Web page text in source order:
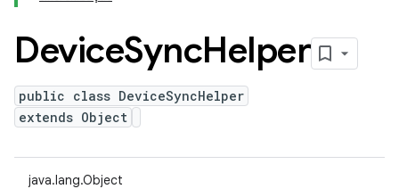
DeviceSyncHelper
public class DeviceSyncHelper
extends Object
java.lang.Object